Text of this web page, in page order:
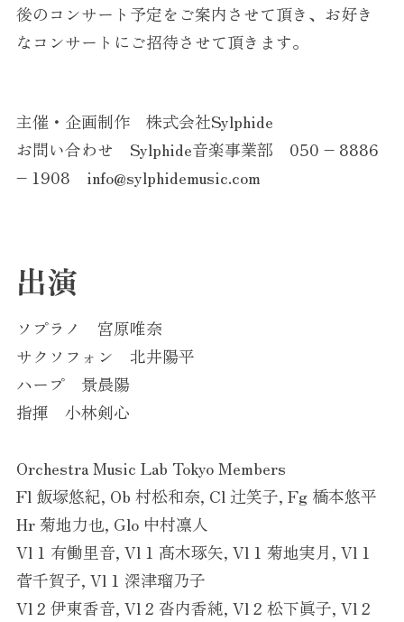
後のコンサート予定をご案内させて頂き、お好き
なコンサートにご招待させて頂きます。
主催・企画制作 株式会社Sylphide
お問い合わせ Sylphide音楽事業部 050 – 8886
– 1908 info@sylphidemusic.com
出演
ソプラノ 宮原唯奈
サクソフォン 北井陽平
ハープ 景晨陽
指揮 小林剣心
Orchestra Music Lab Tokyo Members
Fl 飯塚悠紀, Ob 村松和奈, Cl 辻笑子, Fg 橋本悠平
Hr 菊地力也, Glo 中村凛人
Vl 1 有働里音, Vl 1 髙木琢矢, Vl 1 菊地実月, Vl 1
菅千賀子, Vl 1 深津瑠乃子
Vl 2 伊東香音, Vl 2 沓内香純, Vl 2 松下眞子, Vl 2